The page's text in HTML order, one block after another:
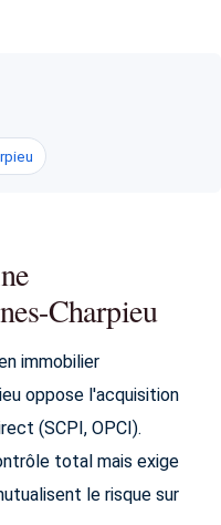
Charpieu
immobilier
oppose l'acquisition
(SCPI, OPCI).
total mais exige
le risque sur